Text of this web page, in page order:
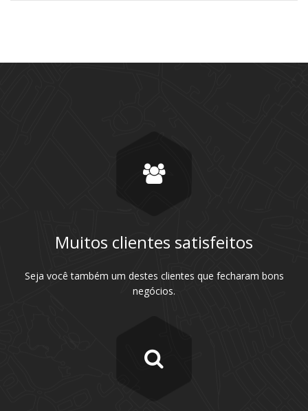
Muitos clientes satisfeitos
Seja você também um destes clientes que fecharam bons
negócios.